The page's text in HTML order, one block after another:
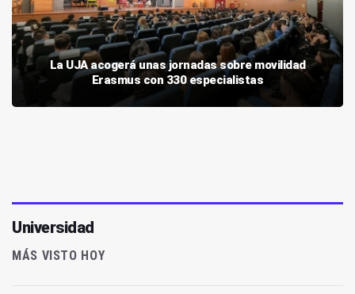
La UJA acogerá unas jornadas sobre movilidad
Erasmus con 330 especialistas
Universidad
MÁS VISTO HOY